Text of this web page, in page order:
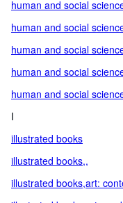
human and social
human and social
human and social
human and social
human and social
I
illustrated books
illustrated books,,
illustrated books,art: